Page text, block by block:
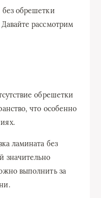
обрешетки
рассмотрим
обрешетки
что особенно
ламината без
значительно
выполнить за